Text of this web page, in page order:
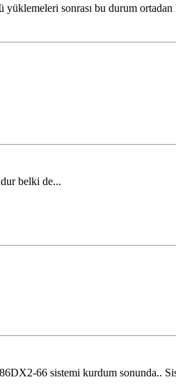
yüklemeleri sonrası bu durum ortadan
belki de...
66 sistemi kurdum sonunda..